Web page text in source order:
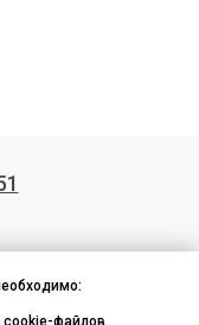
заказ